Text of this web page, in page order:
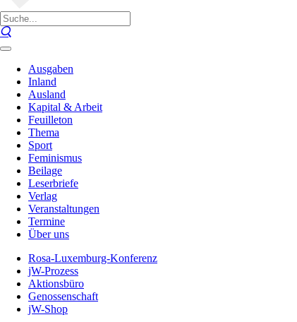
Ausgaben
Inland
Ausland
Kapital & Arbeit
Feuilleton
Thema
Sport
Feminismus
Beilage
Leserbriefe
Verlag
Veranstaltungen
Termine
Über uns
Rosa-Luxemburg-Konferenz
jW-Prozess
Aktionsbüro
Genossenschaft
jW-Shop